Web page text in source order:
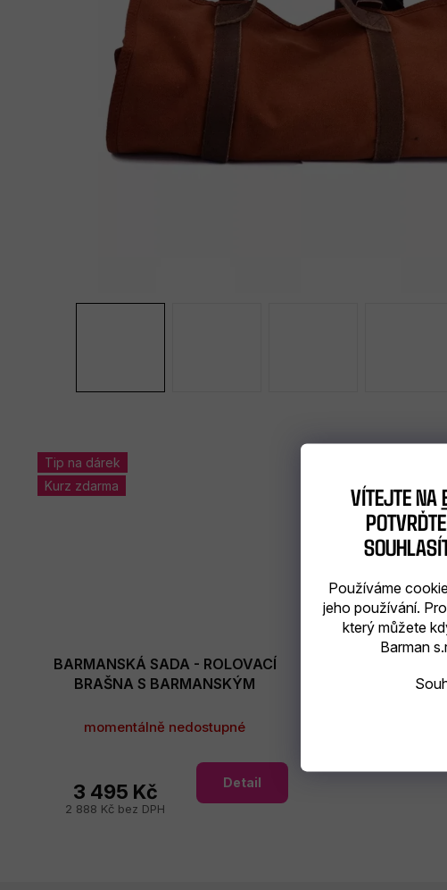
VÍTEJTE NA
Používáme
jeho používání.
který můžete
Barman
Tip na dárek
Kurz zdarma
BARMANSKÁ SADA - ROLOVACÍ
BRAŠNA S BARMANSKÝM
momentálně nedostupné
2 888 Kč bez DPH
3 495 Kč Detail